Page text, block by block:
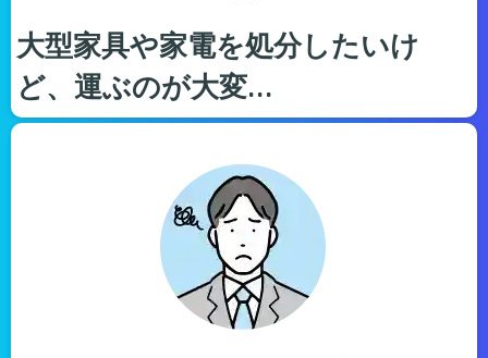
大型家具や家電を処分したいけ
ど、運ぶのが大変…